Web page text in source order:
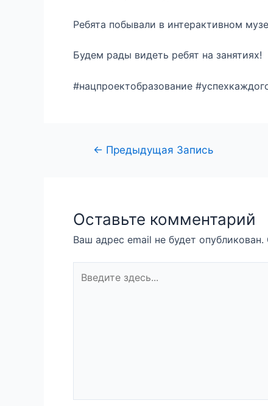
Ребята побывали в интерактивном
Будем рады видеть ребят на занятиях!
#нацпроектобразование
← Предыдущая Запись
Оставьте комментарий
Ваш адрес email не будет опубликован.
здесь...